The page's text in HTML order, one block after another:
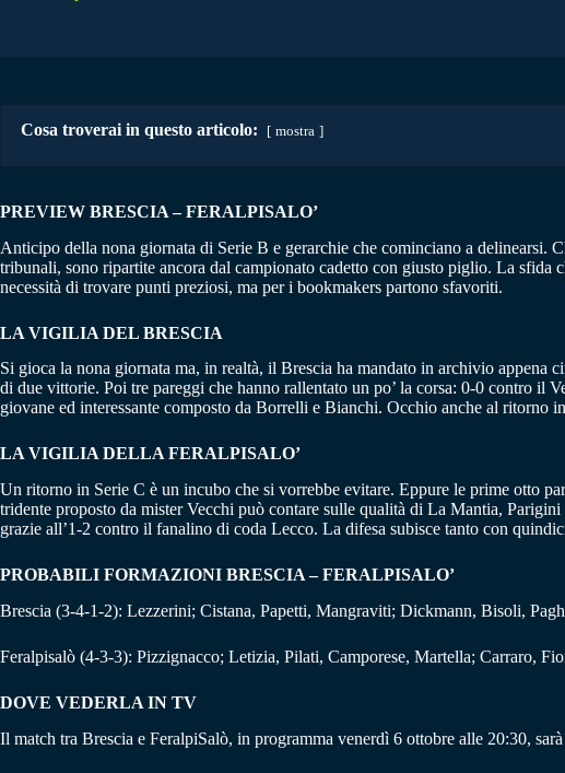
Cosa troverai in questo articolo: mostra
PREVIEW BRESCIA – FERALPISALO’
Anticipo della nona giornata di Serie B e gerarchie che cominciano a delinearsi.
tribunali, sono ripartite ancora dal campionato cadetto con giusto piglio. La
necessità di trovare punti preziosi, ma per i bookmakers partono sfavoriti.
LA VIGILIA DEL BRESCIA
Si gioca la nona giornata ma, in realtà, il Brescia ha mandato in archivio
di due vittorie. Poi tre pareggi che hanno rallentato un po’ la corsa: 0-0 contro il
giovane ed interessante composto da Borrelli e Bianchi. Occhio anche al ritorno
LA VIGILIA DELLA FERALPISALO’
Un ritorno in Serie C è un incubo che si vorrebbe evitare. Eppure le prime otto
tridente proposto da mister Vecchi può contare sulle qualità di La Mantia,
grazie all’1-2 contro il fanalino di coda Lecco. La difesa subisce tanto con
PROBABILI FORMAZIONI BRESCIA – FERALPISALO’
Brescia (3-4-1-2): Lezzerini; Cistana, Papetti, Mangraviti; Dickmann, Bisoli,
Feralpisalò (4-3-3): Pizzignacco; Letizia, Pilati, Camporese, Martella; Carraro,
DOVE VEDERLA IN TV
Il match tra Brescia e FeralpiSalò, in programma venerdì 6 ottobre alle 20:30,